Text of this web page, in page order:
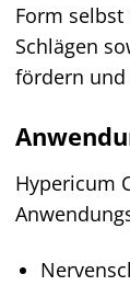
Form
Schlägen
fördern und
Hypericum